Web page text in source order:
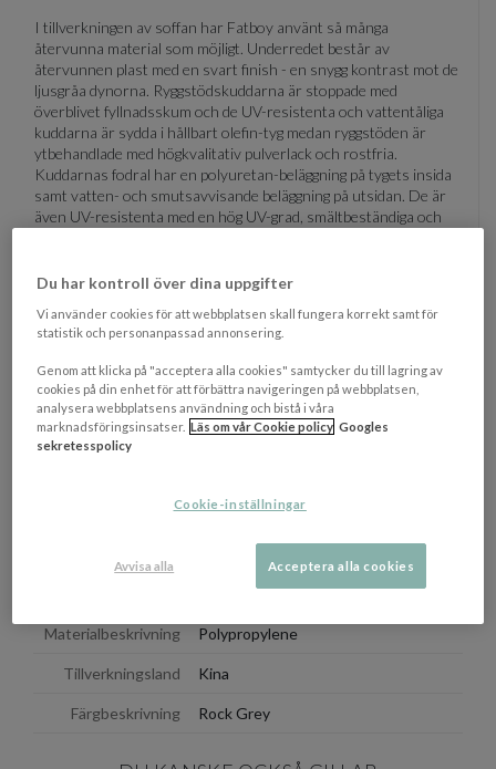
I tillverkningen av soffan har Fatboy använt så många
återvunna material som möjligt. Underredet består av
återvunnen plast med en svart finish - en snygg kontrast mot de
ljusgråa dynorna. Ryggstödskuddarna är stoppade med
överblivet fyllnadsskum och de UV-resistenta och vattentåliga
kuddarna är sydda i hållbart olefin-tyg medan ryggstöden är
ytbehandlade med högkvalitativ pulverlack och rostfria.
Kuddarnas fodral har en polyuretan-beläggning på tygets insida
samt vatten- och smutsavvisande beläggning på utsidan. De är
även UV-resistenta med en hög UV-grad, smältbeständiga och
Skötselråd: Använd en fuktig trasa och rengör genom att
Dimensioner
Hörndel (BxDxH): 90 x 90 x 90 cm
Mittdel (BxDxH): 90 x 90 x 90 cm
Fotpall (BxDxH): 90 x 90 x 45 cm
Bord (BxDxH): 90 x 90 x 22.5 cm
En mer detaljerad överblick av måtten finner du
Materialbeskrivning Polypropylene
Tillverkningsland Kina
Färgbeskrivning Rock Grey
Du har kontroll över dina uppgifter
Vi använder cookies för att webbplatsen skall fungera korrekt samt för
statistik och personanpassad annonsering.
Genom att klicka på "acceptera alla cookies" samtycker du till lagring av
cookies på din enhet för att förbättra navigeringen på webbplatsen,
analysera webbplatsens användning och bistå i våra
marknadsföringsinsatser. Läs om vår Cookie policy Googles
sekretesspolicy
Cookie-inställningar
Avvisa alla Acceptera alla cookies